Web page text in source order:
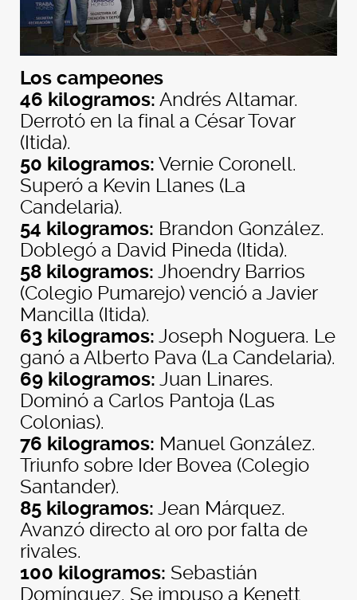
Los campeones
46 kilogramos: Andrés Altamar.
Derrotó en la final a César Tovar
(Itida).
50 kilogramos: Vernie Coronell.
Superó a Kevin Llanes (La
Candelaria).
54 kilogramos: Brandon González.
Doblegó a David Pineda (Itida).
58 kilogramos: Jhoendry Barrios
(Colegio Pumarejo) venció a Javier
Mancilla (Itida).
63 kilogramos: Joseph Noguera. Le
ganó a Alberto Pava (La Candelaria).
69 kilogramos: Juan Linares.
Dominó a Carlos Pantoja (Las
Colonias).
76 kilogramos: Manuel González.
Triunfo sobre Ider Bovea (Colegio
Santander).
85 kilogramos: Jean Márquez.
Avanzó directo al oro por falta de
rivales.
100 kilogramos: Sebastián
Domínguez. Se impuso a Kenett